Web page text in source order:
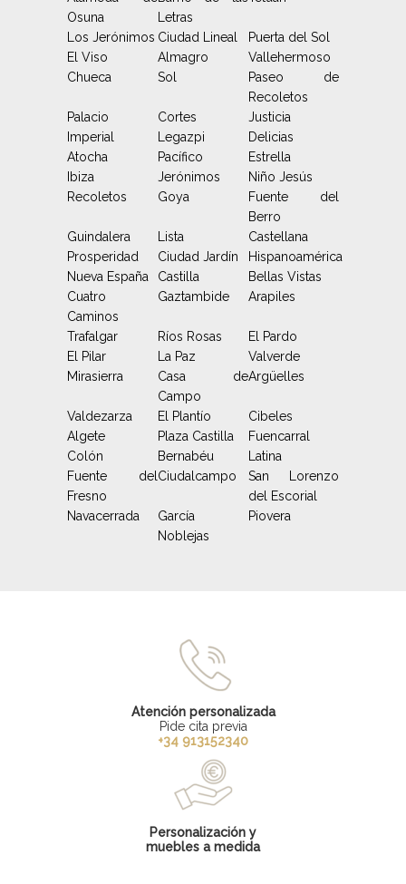
Osuna
Letras
Los Jerónimos Ciudad Lineal
Puerta del Sol
El Viso
Almagro
Vallehermoso
Chueca
Sol
Paseo de
Recoletos
Palacio
Cortes
Justicia
Imperial
Legazpi
Delicias
Atocha
Pacífico
Estrella
Ibiza
Jerónimos
Niño Jesús
Recoletos
Goya
Fuente del
Berro
Guindalera
Lista
Castellana
Prosperidad
Ciudad Jardín
Hispanoamérica
Nueva España
Castilla
Bellas Vistas
Cuatro
Caminos
Gaztambide Arapiles
Trafalgar Ríos Rosas
El Pardo
El Pilar
La Paz
Valverde
Mirasierra
Casa de
Campo
Argüelles
Valdezarza El Plantío
Cibeles
Algete
Plaza Castilla
Fuencarral
Colón
Bernabéu
Latina
Fuente del
Fresno
Ciudalcampo
San Lorenzo
del Escorial
Navacerrada
García
Noblejas
Piovera
Atención personalizada
Pide cita previa
+34 913152340
Personalización y
muebles a medida